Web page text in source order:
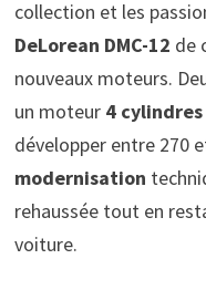
collection et les
DeLorean DMC-12 de
nouveaux moteurs.
un moteur 4 cylindres
développer entre 270
modernisation
rehaussée tout en
voiture.